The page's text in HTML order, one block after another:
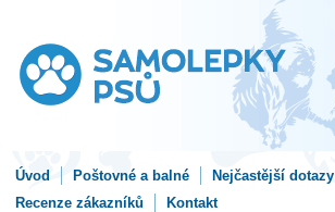
Úvod Poštovné a balné
Nejčastější dotazy
Recenze zákazníků
Kontakt